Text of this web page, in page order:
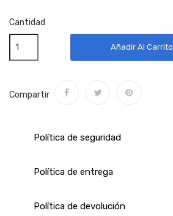
Cantidad
Añadir Al Carrito
Compartir
Política de seguridad
Política de entrega
Política de devolución